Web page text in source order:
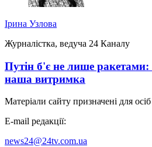
Ірина Узлова
Журналістка, ведуча 24 Каналу
Путін б'є не лише ракетами:
наша витримка
Матеріали сайту призначені для
E-mail редакції:
news24@24tv.com.ua